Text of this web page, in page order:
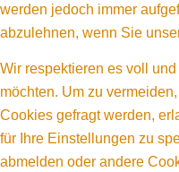
werden jedoch immer
abzulehnen, wenn Sie
Wir respektieren es voll
möchten. Um zu
Cookies gefragt werden,
für Ihre Einstellungen zu
abmelden oder andere